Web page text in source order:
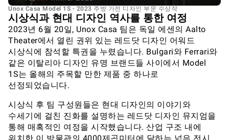
Unox Casa Model 1S - 2023 주방 가전 디자인 부문 수상작
시상식과 현대 디자인 역사를 통한 여정
2023년 6월 20일, Unox Casa 팀은 독일 에센의 Aalto
Theater에서 열린 권위 있는 레드닷 디자인 어워드
시상식에 참석할 특권을 누렸습니다. Bulgari와 Ferrari와
같은 이탈리아 디자인 유명 브랜드들 사이에서 Model
1S는 올해의 주목할 만한 제품 중 하나로
선정되었습니다.
시상식 후 팀 구성원들은 현대 디자인의 이야기와
수세기에 걸친 진화를 설명하는 레드닷 디자인 뮤지엄을
통해 매혹적인 여정을 시작했습니다. 산업 구조 내에